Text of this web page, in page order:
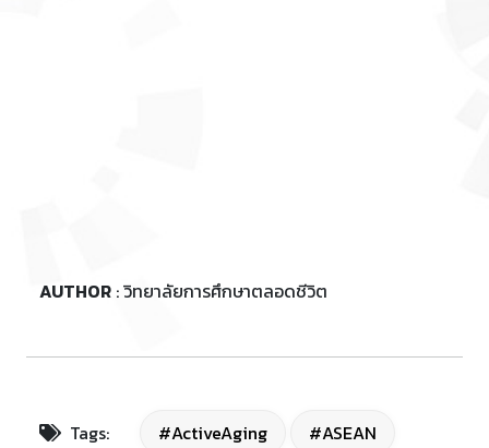
AUTHOR : วิทยาลัยการศึกษาตลอดชีวิต
Tags: #ActiveAging #ASEAN